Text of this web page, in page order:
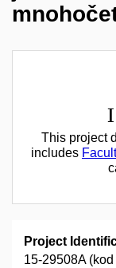
This project
includes
Project
15-29508A